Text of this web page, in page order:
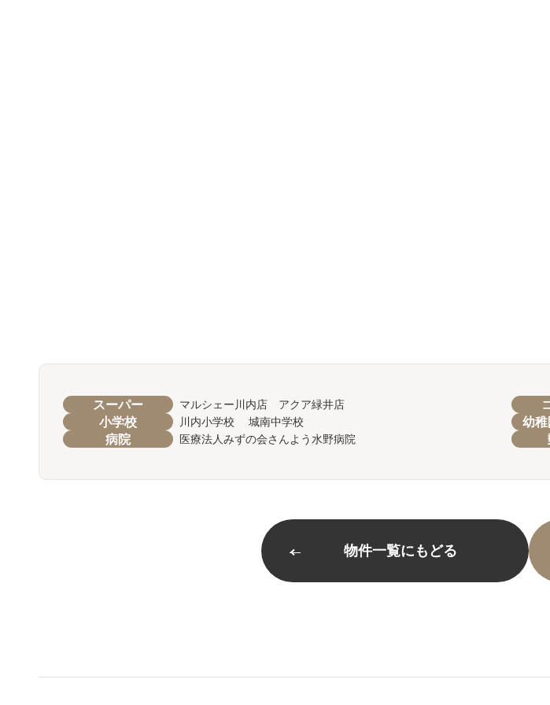
スーパー マルシェー川内店 アクア緑井店
小学校 川内小学校 城南中学校 幼稚
病院 医療法人みずの会さんよう水野病院
物件一覧にもどる